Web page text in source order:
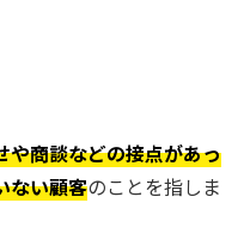
や商談などの接点があっ
ない顧客のことを指しま